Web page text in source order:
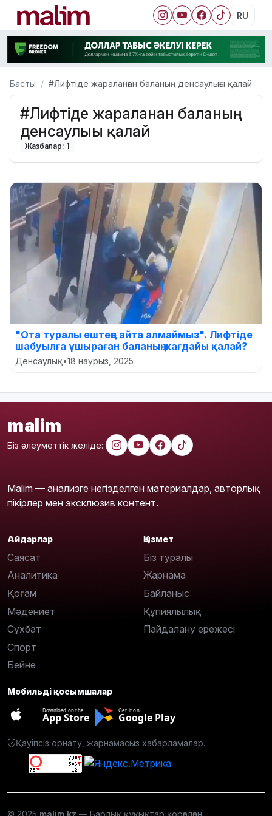
RU
Басты #Лифтіде жараланған баланың денсаулығы қалай
#Лифтіде жараланған баланың
денсаулығы қалай
Жазбалар: 1
"Ота туралы ештеңе айта алмаймыз". Лифтіде
шабуылға ұшыраған баланың жағдайы қалай?
Денсаулық•18 наурыз, 2025
malim
Біз әлеуметтік желіде:
Malim — анализге негізделген материалдар, авторлық
пікірлер мен эксклюзив контент.
Айдарлар
Саясат
Аналитика
Қоғам
Мәдениет
Сұхбат
Спорт
Бейне
Қызмет
Біз туралы
Жарнама
Байланыс
Құпиялылық
Пайдалану ережесі
Мобильді қосымшалар
Download on the
App Store
Get it on
Google Play
Қауіпсіз орнату, жарнамасыз хабарламалар.
© 2025 malim.kz — Барлық құқықтар қорғалған.